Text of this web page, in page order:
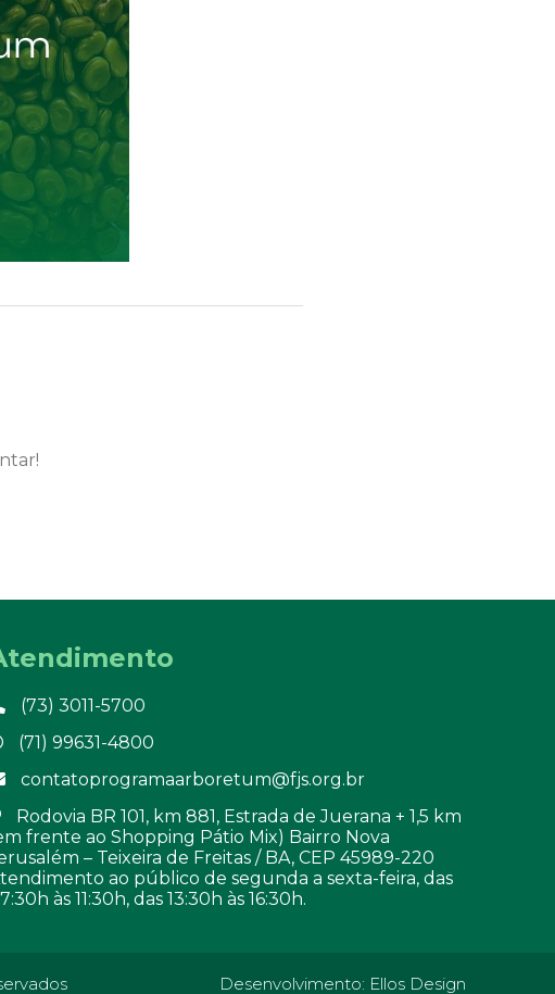
(73) 3011-5700
(71) 99631-4800
contatoprogramaarboretum@fjs.org.br
Rodovia BR 101, km 881, Estrada de Juerana + 1,5 km
frente ao Shopping Pátio Mix) Bairro Nova
– Teixeira de Freitas / BA, CEP 45989-220
ao público de segunda a sexta-feira, das
às 11:30h, das 13:30h às 16:30h.
Desenvolvimento: Ellos Design